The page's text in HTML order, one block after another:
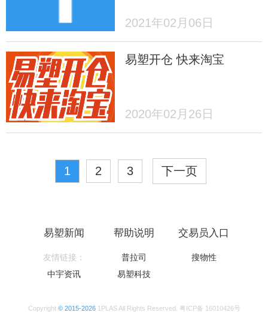
2021年02月06日
易塑开仓 快来淘宝
2020年02月26日
1 2 3 下一页
易塑新闻 帮助说明 交易员入口
友情链接： 普拉司
搜物性
中宇资讯
易塑科技
Copyright © 2015-20261PLAS All Rights Reserved. 粤ICP备 16010426号